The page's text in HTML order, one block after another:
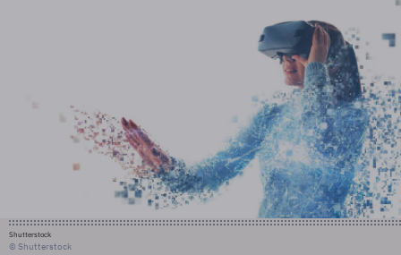
Shutterstock
© Shutterstock